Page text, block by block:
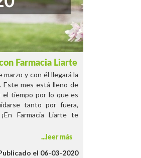
Farmacia Liarte
marzo y con él llegará la
Este mes está lleno de
el tiempo por lo que es
tanto por fuera,
Farmacia Liarte te
leer más
el 06-03-2020